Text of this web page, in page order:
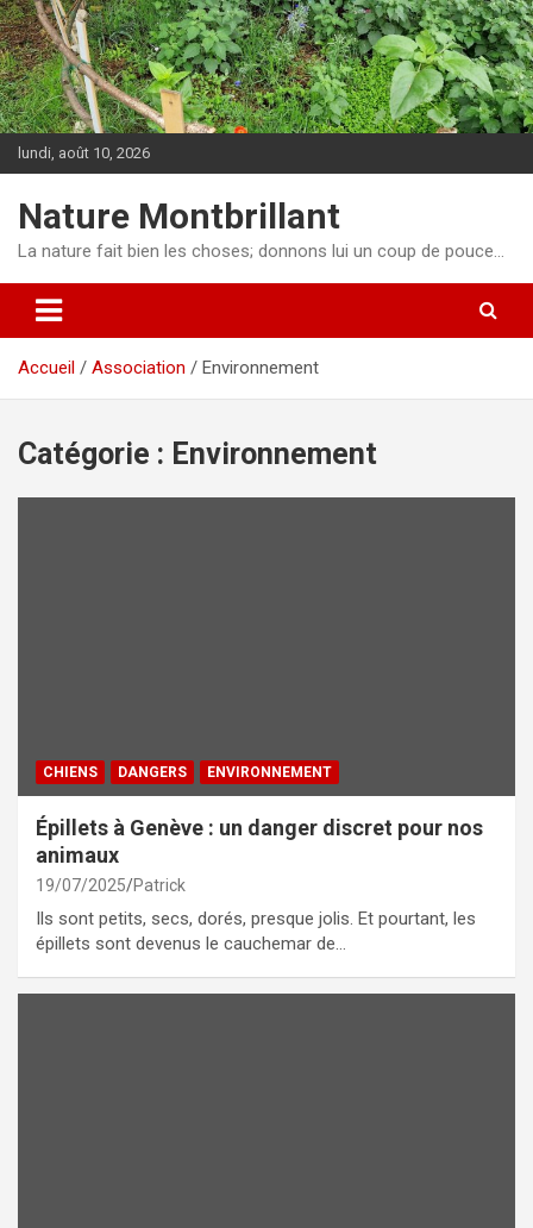
Aller
au
contenu
lundi, août 10, 2026
Nature Montbrillant
La nature fait bien les choses; donnons lui un coup de pouce…
Accueil Association Environnement
Catégorie : Environnement
CHIENS DANGERS ENVIRONNEMENT
Épillets à Genève : un danger discret pour nos
animaux
19/07/2025 Patrick
Ils sont petits, secs, dorés, presque jolis. Et pourtant, les
épillets sont devenus le cauchemar de…